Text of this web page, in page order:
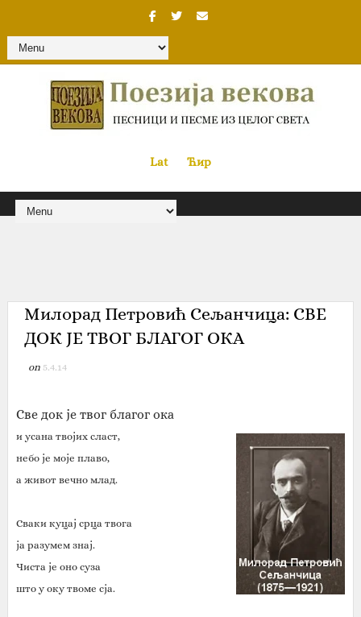
Lat« Ћир
Милорад Петровић Сељанчица: СВЕ
ДОК ЈЕ ТВОГ БЛАГОГ ОКА
on 5.4.14
Све док је твог благог ока
и усана твојих сласт,
небо је моје плаво,
а живот вечно млад.
Сваки куцај срца твога
ја разумем знај.
Чиста је оно суза
што у оку твоме сја.